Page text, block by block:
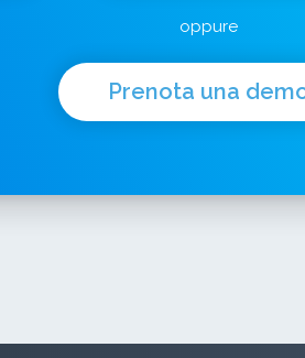
oppure
Prenota una